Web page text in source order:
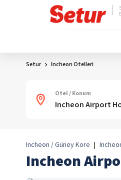
Setur Incheon Otelleri
Otel / Konum
Incheon / Güney Kore |
Incheon